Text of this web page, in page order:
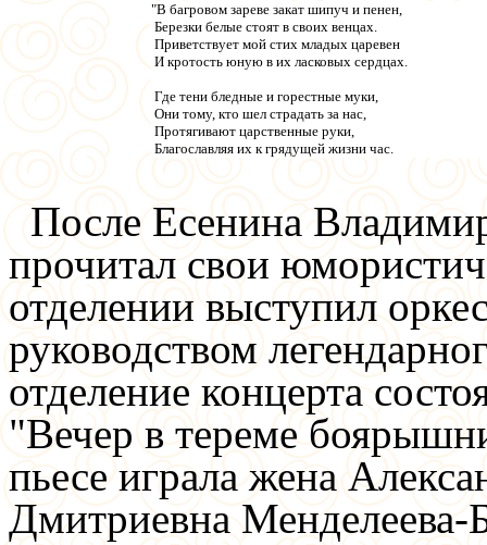
"В багровом зареве закат шипуч и пенен,
Березки белые стоят в своих венцах.
Приветствует мой стих младых царевен
И кротость юную в их ласковых сердцах.
Где тени бледные и горестные муки,
Они тому, кто шел страдать за нас,
Протягивают царственные руки,
Благославляя их к грядущей жизни час.
После Есенина
прочитал свои
отделении выступил
руководством
отделение концерта
"Вечер в тереме
пьесе играла жена
Дмитриевна